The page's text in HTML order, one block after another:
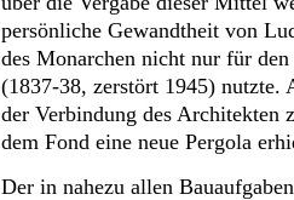
persönliche Gewandtheit von
des Monarchen nicht nur für
(1837-38, zerstört 1945) nutzte.
der Verbindung des Architekten
dem Fond eine neue Pergola
Der in nahezu allen